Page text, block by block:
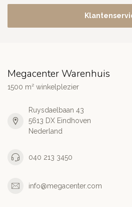
Megacenter Warenhuis
1500 m² winkelplezier
Ruysdaelbaan 43
5613 DX Eindhoven
Nederland
040 213 3450
info@megacenter.com